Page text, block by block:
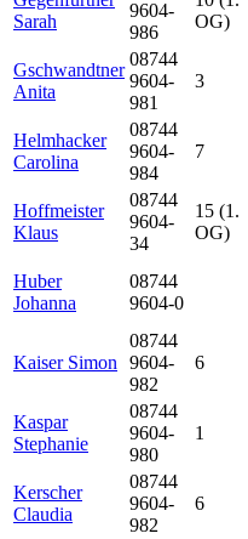
Sarah
9604-
986
OG)
Gschwandtner
Anita
08744
9604-
981
3
Helmhacker
Carolina
08744
9604-
984
7
Hoffmeister
Klaus
08744
9604-
34
15 (1.
OG)
Huber
Johanna
08744
9604-0
Kaiser Simon
08744
9604-
982
6
Kaspar
Stephanie
08744
9604-
980
1
Kerscher
Claudia
08744
9604-
982
6